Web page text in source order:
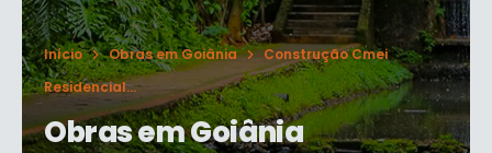
Início Obras em Goiânia
Construção Cmei
Residencial...
Obras em Goiânia